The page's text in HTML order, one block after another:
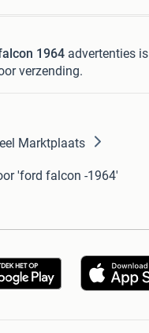
1964 advertenties is
verzending.
Marktplaats
'ford falcon -1964'